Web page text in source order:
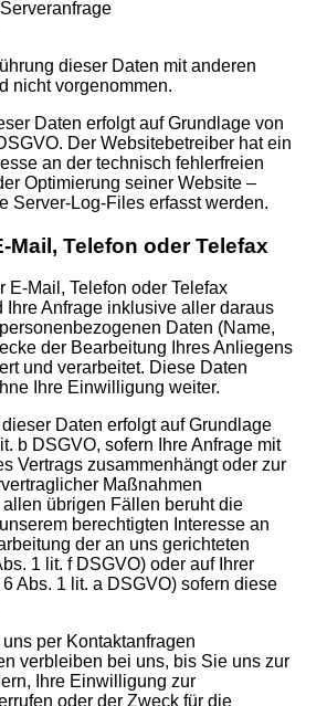
dieser Daten mit anderen
nicht vorgenommen.
Daten erfolgt auf Grundlage von
Der Websitebetreiber hat ein
an der technisch fehlerfreien
Optimierung seiner Website –
Server-Log-Files erfasst werden.
Mail, Telefon oder Telefax
E-Mail, Telefon oder Telefax
Ihre Anfrage inklusive aller daraus
Daten (Name,
der Bearbeitung Ihres Anliegens
und verarbeitet. Diese Daten
Ihre Einwilligung weiter.
Daten erfolgt auf Grundlage
b DSGVO, sofern Ihre Anfrage mit
Vertrags zusammenhängt oder zur
Maßnahmen
übrigen Fällen beruht die
berechtigten Interesse an
der an uns gerichteten
1 lit. f DSGVO) oder auf Ihrer
Abs. 1 lit. a DSGVO) sofern diese
per Kontaktanfragen
verbleiben bei uns, bis Sie uns zur
Ihre Einwilligung zur
oder der Zweck für die